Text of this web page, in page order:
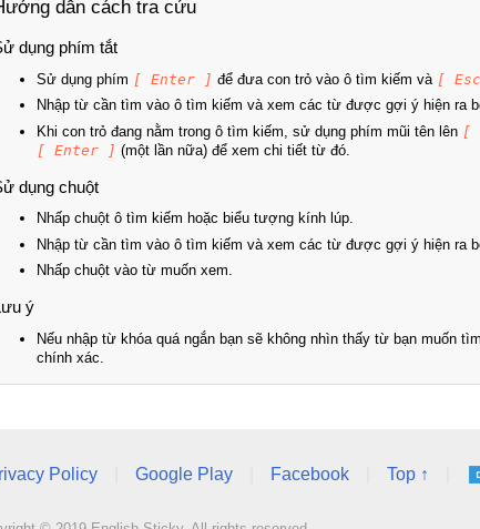
dẫn cách tra cứu
dụng phím tắt
Sử dụng phím [ Enter ] để đưa con trỏ vào ô tìm kiếm và [
Nhập từ cần tìm vào ô tìm kiếm và xem các từ được gợi ý hiện ra
Khi con trỏ đang nằm trong ô tìm kiếm, sử dụng phím mũi tên lên [
[ Enter ] (một lần nữa) để xem chi tiết từ đó.
dụng chuột
Nhấp chuột ô tìm kiếm hoặc biểu tượng kính lúp.
Nhập từ cần tìm vào ô tìm kiếm và xem các từ được gợi ý hiện ra
Nhấp chuột vào từ muốn xem.
ý
Nếu nhập từ khóa quá ngắn bạn sẽ không nhìn thấy từ bạn muốn
chính xác.
Policy Google Play Facebook Top ↑